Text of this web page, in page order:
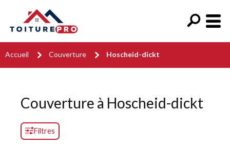
Accueil Couverture Hoscheid-dickt
Couverture à Hoscheid-dickt
Filtres